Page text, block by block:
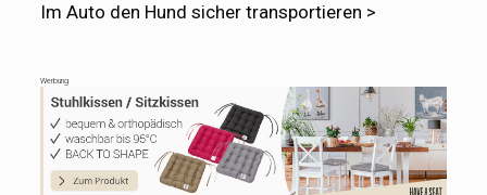
Im Auto den Hund sicher transportieren >
Werbung